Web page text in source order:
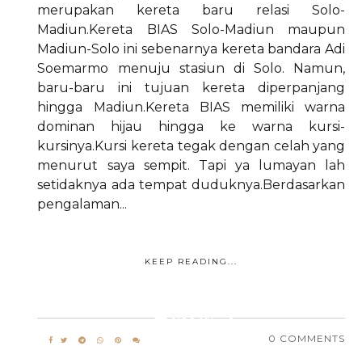
Hello...
merupakan kereta baru relasi Solo-
Madiun.Kereta BIAS Solo-Madiun maupun
Madiun-Solo ini sebenarnya kereta bandara Adi
Soemarmo menuju stasiun di Solo. Namun,
baru-baru ini tujuan kereta diperpanjang
hingga Madiun.Kereta BIAS memiliki warna
dominan hijau hingga ke warna kursi-
kursinya.Kursi kereta tegak dengan celah yang
menurut saya sempit. Tapi ya lumayan lah
setidaknya ada tempat duduknya.Berdasarkan
pengalaman...
KEEP READING...
0 COMMENTS